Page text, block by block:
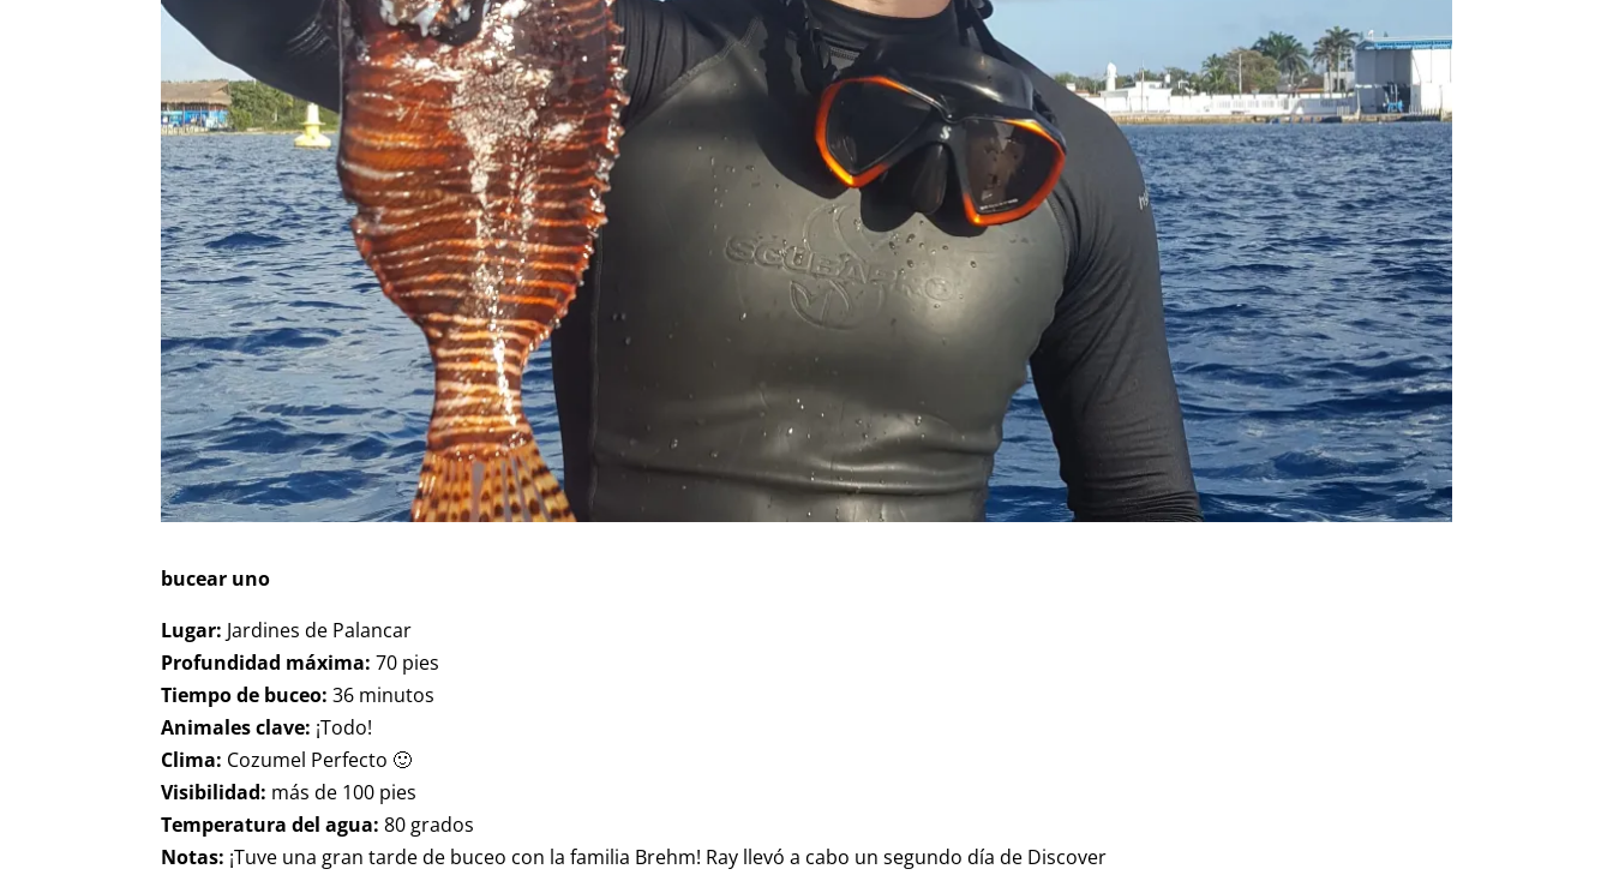
bucear uno
Lugar: Jardines de Palancar
Profundidad máxima: 70 pies
Tiempo de buceo: 36 minutos
Animales clave: ¡Todo!
Clima: Cozumel Perfecto 🙂
Visibilidad: más de 100 pies
Temperatura del agua: 80 grados
Notas: ¡Tuve una gran tarde de buceo con la familia Brehm! Ray llevó a cabo un segundo día de Discover